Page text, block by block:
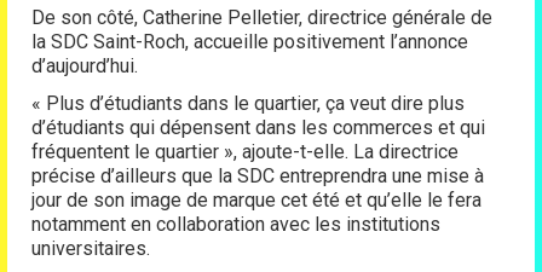
De son côté, Catherine Pelletier, directrice générale de
la SDC Saint-Roch, accueille positivement l’annonce
d’aujourd’hui.
« Plus d’étudiants dans le quartier, ça veut dire plus
d’étudiants qui dépensent dans les commerces et qui
fréquentent le quartier », ajoute-t-elle. La directrice
précise d’ailleurs que la SDC entreprendra une mise à
jour de son image de marque cet été et qu’elle le fera
notamment en collaboration avec les institutions
universitaires.